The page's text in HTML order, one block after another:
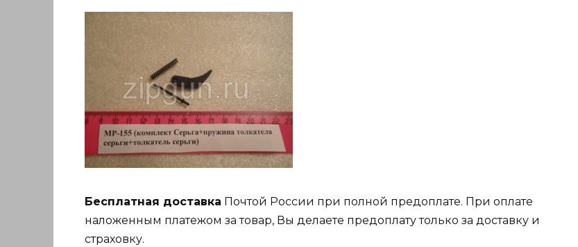
Бесплатная доставка Почтой России при полной предоплате. При оплате
наложенным платежом за товар, Вы делаете предоплату только за доставку и
страховку.